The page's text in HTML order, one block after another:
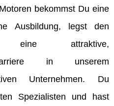
bekommst Du eine
Ausbildung, legst den
eine attraktive,
in unserem
Unternehmen. Du
Spezialisten und hast